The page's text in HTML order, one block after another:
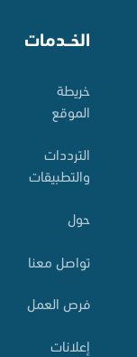
الخــدمات
خريطة
الموقع
الترددات
والتطبيقات
حول
تواصل معنا
فرص العمل
إعلانات